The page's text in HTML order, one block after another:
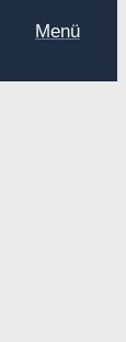
Menü